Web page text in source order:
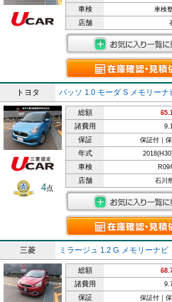
車検 車検
店舗
トヨタ パッソ 1.0 モーダ S メモリー
4点
総額
諸費用
保証 保証付｜
年式
車検 R09
店舗 石川
三菱 ミラージュ 1.2 G メモリーナ
総額
諸費用
保証 保証付｜